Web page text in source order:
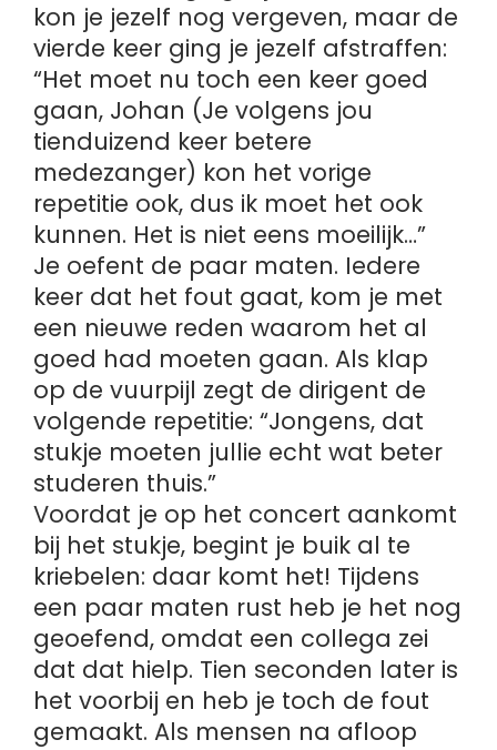
kon je jezelf nog vergeven, maar de
vierde keer ging je jezelf afstraffen:
“Het moet nu toch een keer goed
gaan, Johan (Je volgens jou
tienduizend keer betere
medezanger) kon het vorige
repetitie ook, dus ik moet het ook
kunnen. Het is niet eens moeilijk…”
Je oefent de paar maten. Iedere
keer dat het fout gaat, kom je met
een nieuwe reden waarom het al
goed had moeten gaan. Als klap
op de vuurpijl zegt de dirigent de
volgende repetitie: “Jongens, dat
stukje moeten jullie echt wat beter
studeren thuis.”
Voordat je op het concert aankomt
bij het stukje, begint je buik al te
kriebelen: daar komt het! Tijdens
een paar maten rust heb je het nog
geoefend, omdat een collega zei
dat dat hielp. Tien seconden later is
het voorbij en heb je toch de fout
gemaakt. Als mensen na afloop